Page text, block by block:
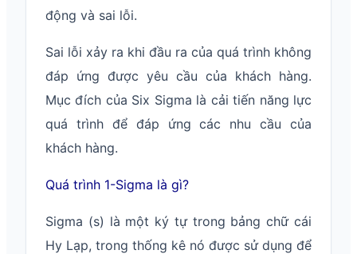
động và sai lỗi.
Sai lỗi xảy ra khi đầu ra của quá trình không
đáp ứng được yêu cầu của khách hàng.
Mục đích của Six Sigma là cải tiến năng lực
quá trình để đáp ứng các nhu cầu của
khách hàng.
Quá trình 1-Sigma là gì?
Sigma (s) là một ký tự trong bảng chữ cái
Hy Lạp, trong thống kê nó được sử dụng để